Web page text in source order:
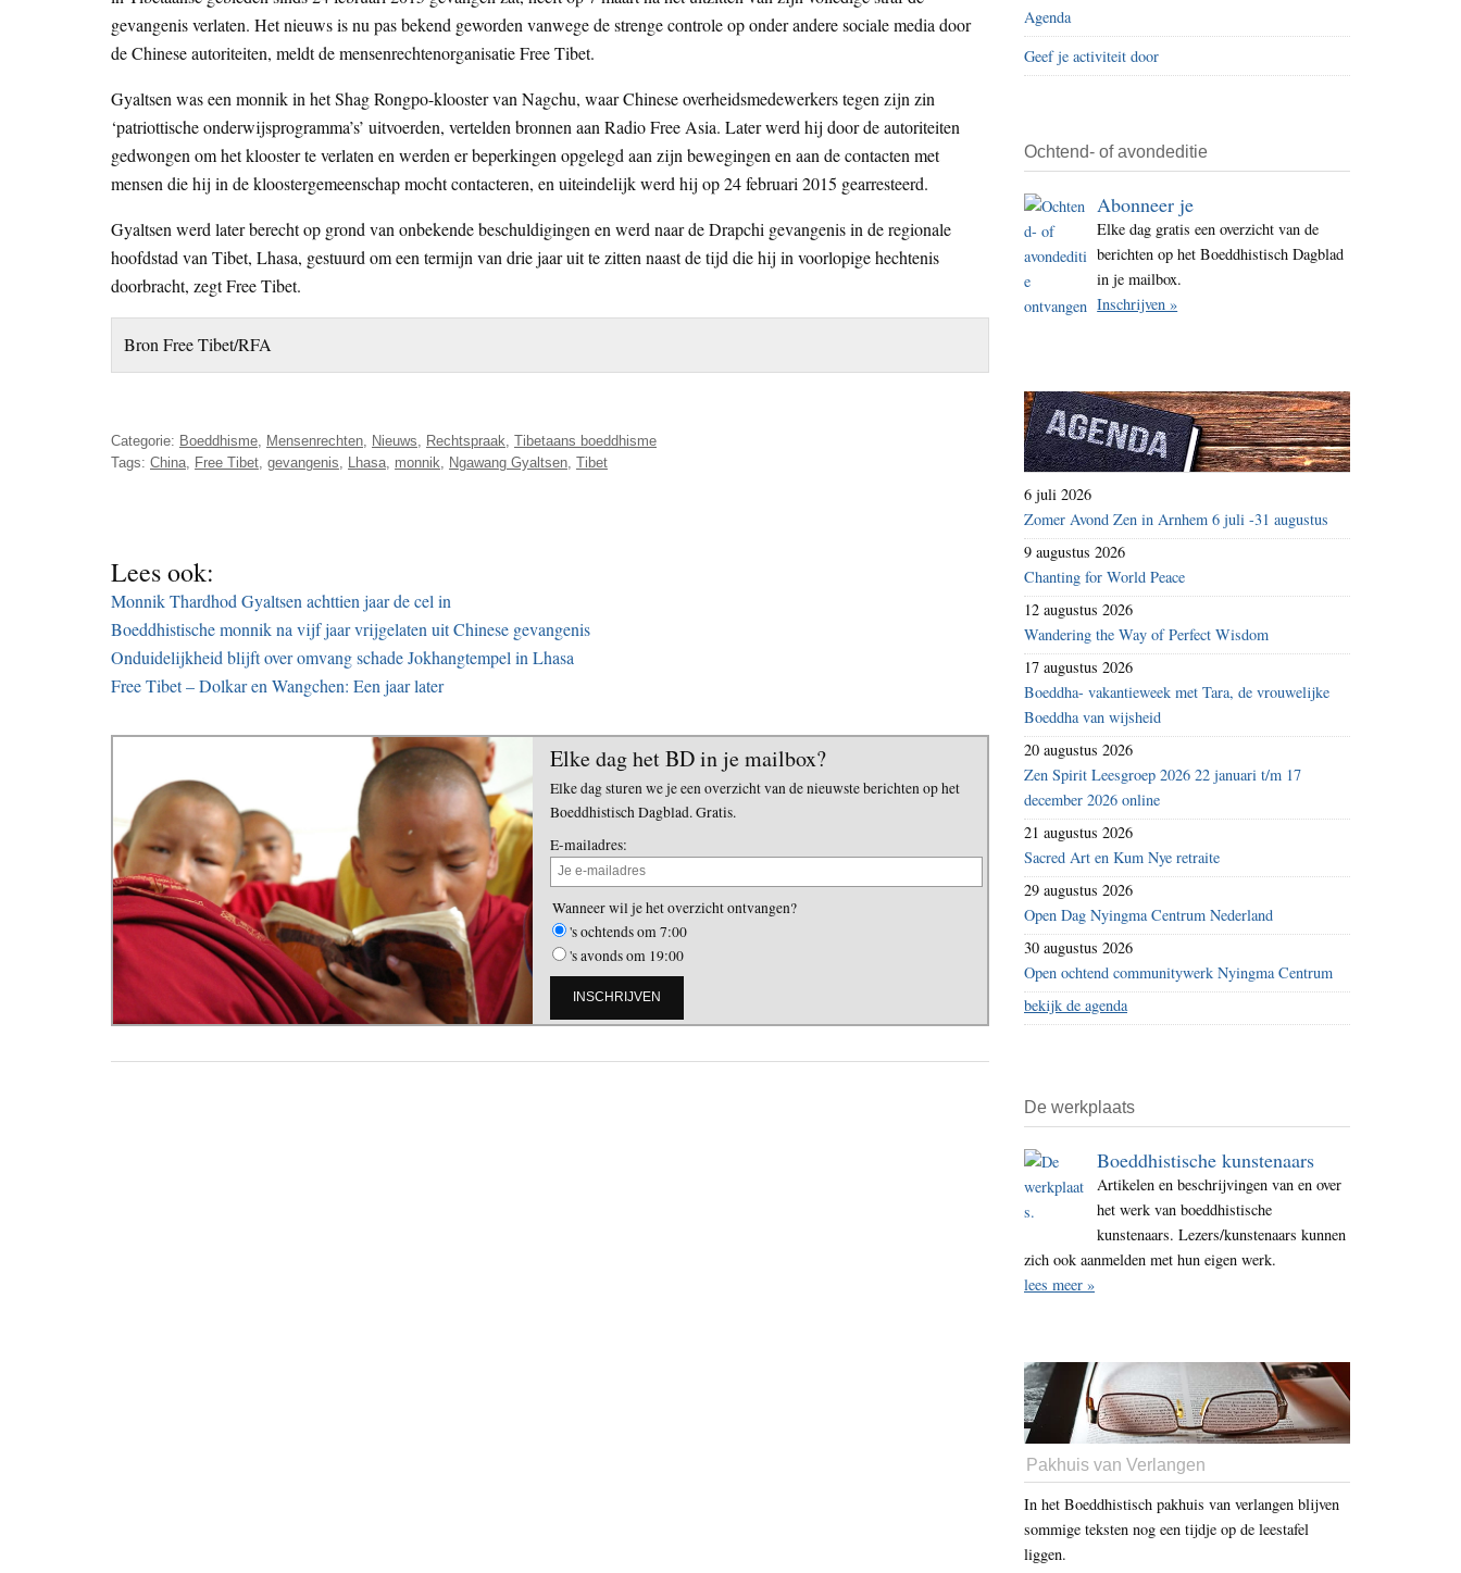
i
t
e
gevangenis verlaten. Het nieuws is nu pas bekend geworden vanwege de strenge controle op onder andere sociale media door
de Chinese autoriteiten, meldt de mensenrechtenorganisatie Free Tibet.
Gyaltsen was een monnik in het Shag Rongpo-klooster van Nagchu, waar Chinese overheidsmedewerkers tegen zijn zin
‘patriottische onderwijsprogramma’s’ uitvoerden, vertelden bronnen aan Radio Free Asia. Later werd hij door de autoriteiten
gedwongen om het klooster te verlaten en werden er beperkingen opgelegd aan zijn bewegingen en aan de contacten met
mensen die hij in de kloostergemeenschap mocht contacteren, en uiteindelijk werd hij op 24 februari 2015 gearresteerd.
Gyaltsen werd later berecht op grond van onbekende beschuldigingen en werd naar de Drapchi gevangenis in de regionale
hoofdstad van Tibet, Lhasa, gestuurd om een termijn van drie jaar uit te zitten naast de tijd die hij in voorlopige hechtenis
doorbracht, zegt Free Tibet.
Bron Free Tibet/RFA
Categorie: Boeddhisme Mensenrechten Nieuws Rechtspraak Tibetaans boeddhisme
Tags: China Free Tibet gevangenis Lhasa monnik Ngawang Gyaltsen Tibet
Lees ook:
Monnik Thardhod Gyaltsen achttien jaar de cel in
Boeddhistische monnik na vijf jaar vrijgelaten uit Chinese gevangenis
Onduidelijkheid blijft over omvang schade Jokhangtempel in Lhasa
Free Tibet – Dolkar en Wangchen: Een jaar later
Elke dag het BD in je mailbox?
Elke dag sturen we je een overzicht van de nieuwste berichten op het
Boeddhistisch Dagblad. Gratis.
E-mailadres:
Wanneer wil je het overzicht ontvangen?
's ochtends om 7:00
's avonds om 19:00
Agenda
Geef je activiteit door
Ochtend- of avondeditie
Abonneer je
Elke dag gratis een overzicht van de
berichten op het Boeddhistisch Dagblad
in je mailbox.
Inschrijven »
6 juli 2026
Zomer Avond Zen in Arnhem 6 juli -31 augustus
9 augustus 2026
Chanting for World Peace
12 augustus 2026
Wandering the Way of Perfect Wisdom
17 augustus 2026
Boeddha- vakantieweek met Tara, de vrouwelijke
Boeddha van wijsheid
20 augustus 2026
Zen Spirit Leesgroep 2026 22 januari t/m 17
december 2026 online
21 augustus 2026
Sacred Art en Kum Nye retraite
29 augustus 2026
Open Dag Nyingma Centrum Nederland
30 augustus 2026
Open ochtend communitywerk Nyingma Centrum
bekijk de agenda
De werkplaats
Boeddhistische kunstenaars
Artikelen en beschrijvingen van en over
het werk van boeddhistische
kunstenaars. Lezers/kunstenaars kunnen
zich ook aanmelden met hun eigen werk.
lees meer »
Pakhuis van Verlangen
In het Boeddhistisch pakhuis van verlangen blijven
sommige teksten nog een tijdje op de leestafel
liggen.